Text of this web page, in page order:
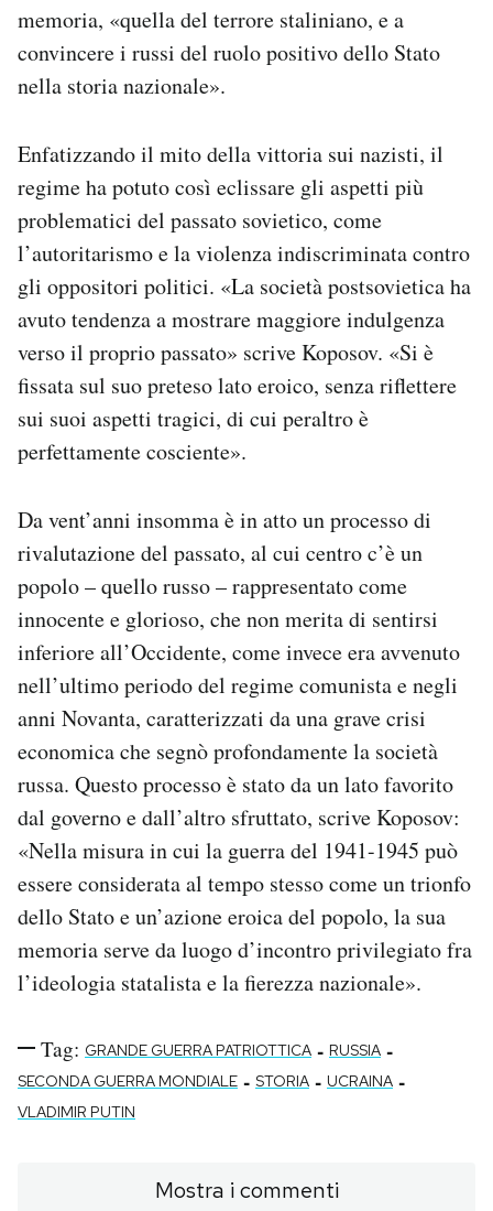
memoria, «quella del terrore staliniano, e a
convincere i russi del ruolo positivo dello Stato
nella storia nazionale».
Enfatizzando il mito della vittoria sui nazisti, il
regime ha potuto così eclissare gli aspetti più
problematici del passato sovietico, come
l’autoritarismo e la violenza indiscriminata contro
gli oppositori politici. «La società postsovietica ha
avuto tendenza a mostrare maggiore indulgenza
verso il proprio passato» scrive Koposov. «Si è
fissata sul suo preteso lato eroico, senza riflettere
sui suoi aspetti tragici, di cui peraltro è
perfettamente cosciente».
Da vent’anni insomma è in atto un processo di
rivalutazione del passato, al cui centro c’è un
popolo – quello russo – rappresentato come
innocente e glorioso, che non merita di sentirsi
inferiore all’Occidente, come invece era avvenuto
nell’ultimo periodo del regime comunista e negli
anni Novanta, caratterizzati da una grave crisi
economica che segnò profondamente la società
russa. Questo processo è stato da un lato favorito
dal governo e dall’altro sfruttato, scrive Koposov:
«Nella misura in cui la guerra del 1941-1945 può
essere considerata al tempo stesso come un trionfo
dello Stato e un’azione eroica del popolo, la sua
memoria serve da luogo d’incontro privilegiato fra
l’ideologia statalista e la fierezza nazionale».
Tag: GRANDE GUERRA PATRIOTTICA - RUSSIA -
SECONDA GUERRA MONDIALE - STORIA - UCRAINA -
VLADIMIR PUTIN
Mostra i commenti